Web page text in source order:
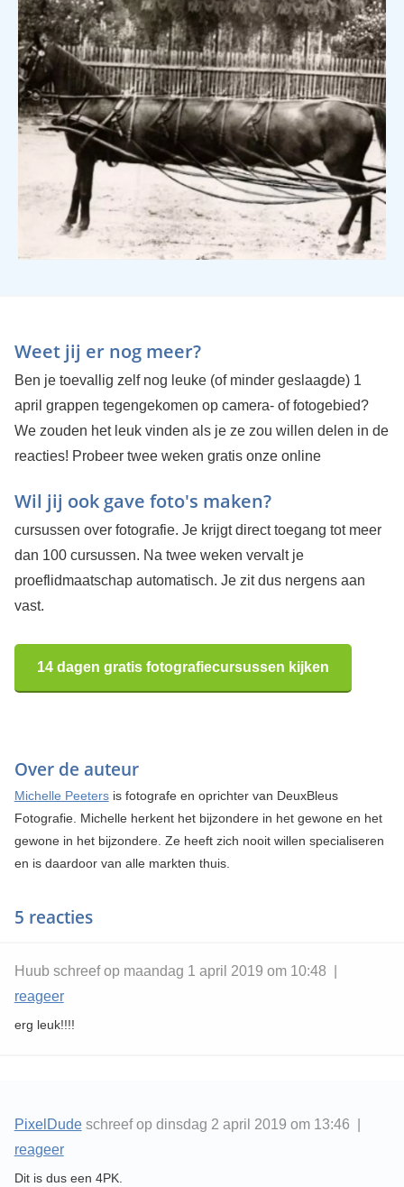
Weet jij er nog meer?
Ben je toevallig zelf nog leuke (of minder geslaagde) 1
april grappen tegengekomen op camera- of fotogebied?
We zouden het leuk vinden als je ze zou willen delen in de
reacties!
Wil jij ook gave foto's maken?
Probeer twee weken gratis onze online
cursussen over fotografie. Je krijgt direct toegang tot meer
dan 100 cursussen. Na twee weken vervalt je
proeflidmaatschap automatisch. Je zit dus nergens aan
vast.
14 dagen gratis fotografiecursussen kijken
Over de auteur
Michelle Peetersis fotografe en oprichter van DeuxBleus
Fotografie. Michelle herkent het bijzondere in het gewone en het
gewone in het bijzondere. Ze heeft zich nooit willen specialiseren
en is daardoor van alle markten thuis.
5 reacties
Huub schreef op maandag 1 april 2019 om 10:48 |
reageer
erg leuk!!!!
PixelDudeschreef op dinsdag 2 april 2019 om 13:46 |
reageer
Dit is dus een 4PK.